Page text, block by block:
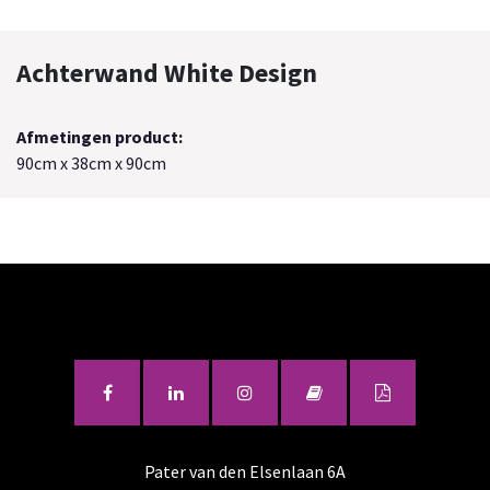
Achterwand White Design
Afmetingen product:
90cm x 38cm x 90cm
Pater van den Elsenlaan 6A